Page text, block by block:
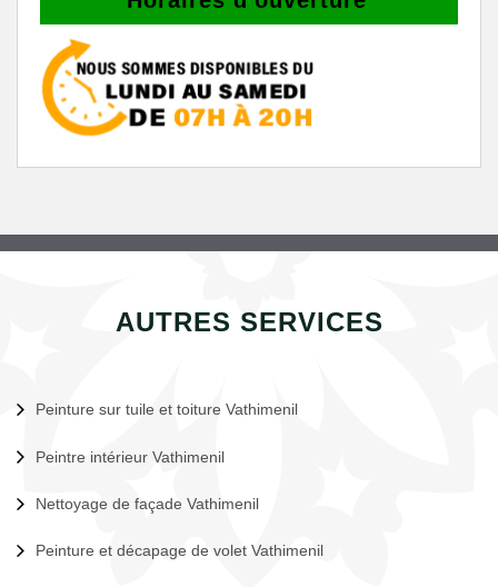
AUTRES SERVICES
Peinture sur tuile et toiture Vathimenil
Peintre intérieur Vathimenil
Nettoyage de façade Vathimenil
Peinture et décapage de volet Vathimenil